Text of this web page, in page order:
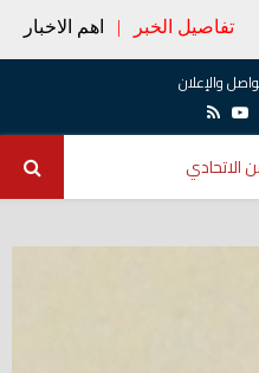
تفاصيل الخبر | اهم الاخبار